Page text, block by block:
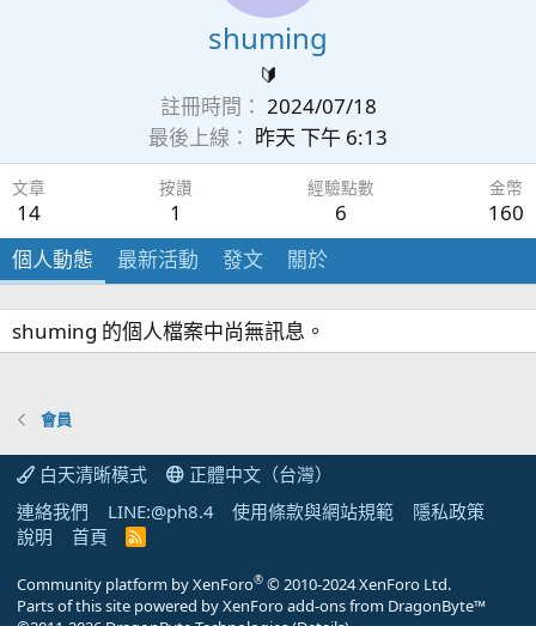
shuming
🔰
註冊時間
2024/07/18
最後上線
昨天 下午 6:13
文章
14
按讚
1
經驗點數
6
金幣
160
個人動態
最新活動 發文 關於
shuming 的個人檔案中尚無訊息。
會員
白天清晰模式
正體中文（台灣）
連絡我們
LINE:@ph8.4 使用條款與網站規範
隱私政策
說明
首頁
R
Community platform by XenForo® © 2010-2024 XenForo Ltd.
Parts of this site powered byXenForo add-ons from DragonByte™